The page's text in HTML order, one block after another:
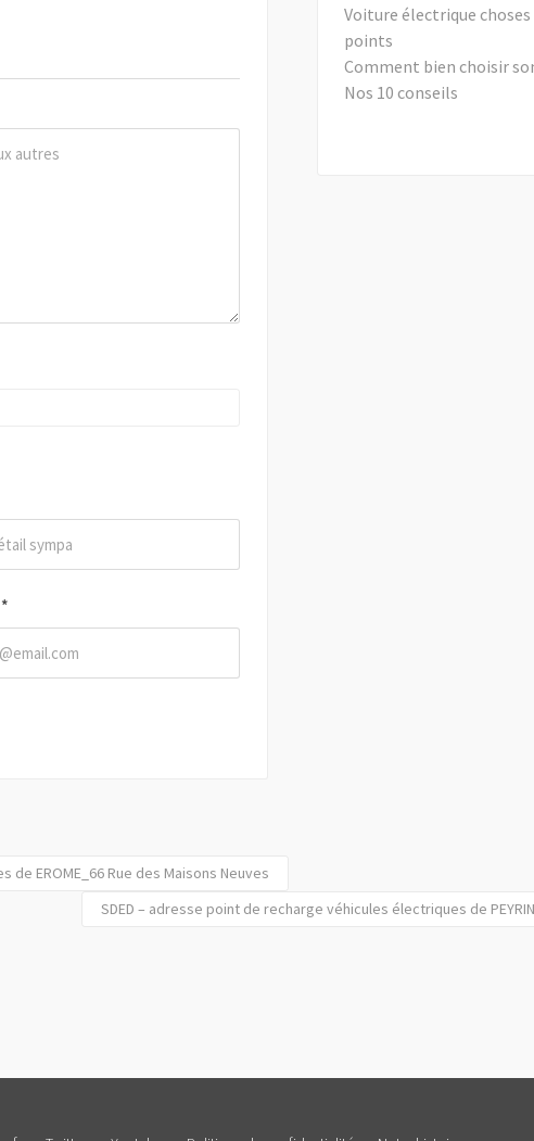
*
Voiture électrique choses
points
Comment bien choisir
Nos 10 conseils
EROME_66 Rue des Maisons Neuves
SDED – adresse point de recharge véhicules électriques de